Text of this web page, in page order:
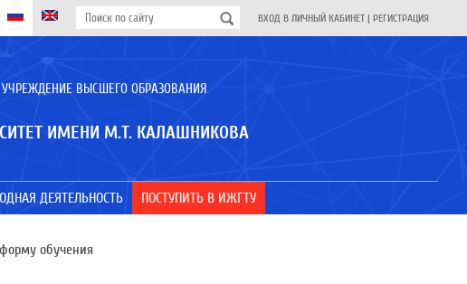
ВХОД В ЛИЧНЫЙ КАБИНЕТ | РЕГИСТРАЦИЯ
ВЫСШЕГО ОБРАЗОВАНИЯ
ИМЕНИ М.Т. КАЛАШНИКОВА
ДЕЯТЕЛЬНОСТЬ ПОСТУПИТЬ В ИЖГТУ
обучения